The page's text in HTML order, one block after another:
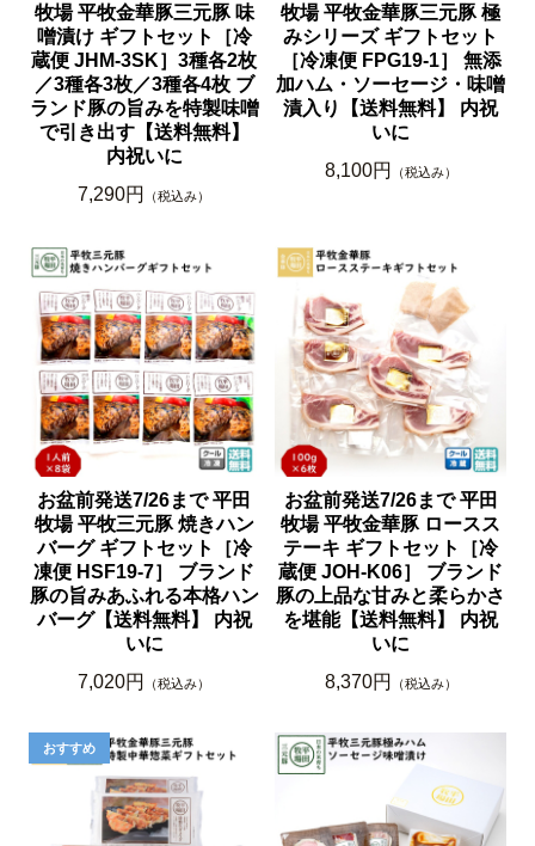
牧場 平牧金華豚三元豚 味
噌漬け ギフトセット［冷
蔵便 JHM-3SK］3種各2枚
／3種各3枚／3種各4枚 ブ
ランド豚の旨みを特製味噌
で引き出す【送料無料】
内祝いに
7,290円
（税込み）
牧場 平牧金華豚三元豚 極
みシリーズ ギフトセット
［冷凍便 FPG19-1］ 無添
加ハム・ソーセージ・味噌
漬入り【送料無料】 内祝
いに
8,100円
（税込み）
お盆前発送7/26まで 平田
牧場 平牧三元豚 焼きハン
バーグ ギフトセット［冷
凍便 HSF19-7］ ブランド
豚の旨みあふれる本格ハン
バーグ【送料無料】 内祝
いに
7,020円
（税込み）
お盆前発送7/26まで 平田
牧場 平牧金華豚 ロースス
テーキ ギフトセット［冷
蔵便 JOH-K06］ ブランド
豚の上品な甘みと柔らかさ
を堪能【送料無料】 内祝
いに
8,370円
（税込み）